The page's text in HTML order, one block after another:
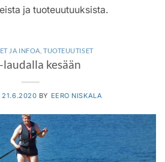
ja tuoteuutuuksista.
JA INFOA TUOTEUUTISET
laudalla kesään
21.6.2020 BY EERO NISKALA